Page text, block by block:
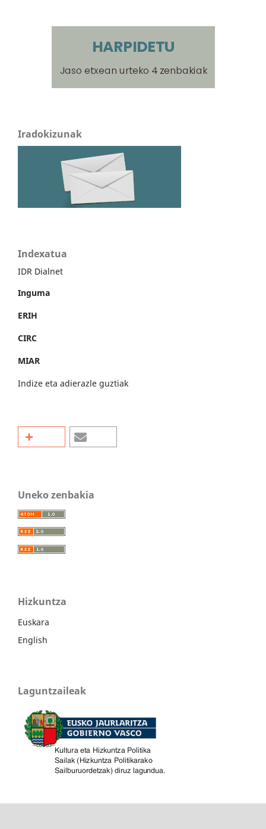
Iradokizunak
Indexatua
IDR Dialnet
Inguma
ERIH
CIRC
MIAR
Indize eta adierazle guztiak
Uneko zenbakia
Hizkuntza
Euskara
English
Laguntzaileak